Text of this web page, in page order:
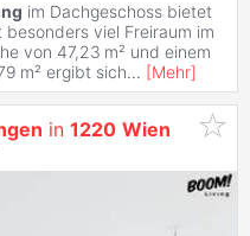
im Dachgeschoss bietet
viel Freiraum im
von 47,23 m² und einem
m² ergibt sich... [Mehr]
in 1220 Wien